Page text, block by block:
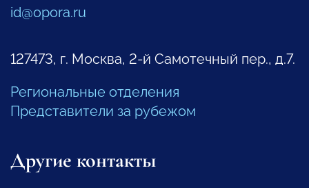
id@opora.ru
127473, г. Москва, 2-й Самотечный пер., д.7.
Региональные отделения
Представители за рубежом
Другие контакты